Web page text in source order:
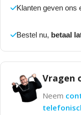
Klanten geven ons
Bestel nu, betaal
Vragen
Neem